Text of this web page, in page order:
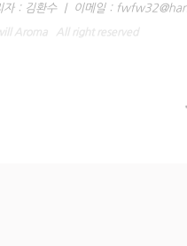
자 : 김환수 | 이메일 :
Aroma All right reserved